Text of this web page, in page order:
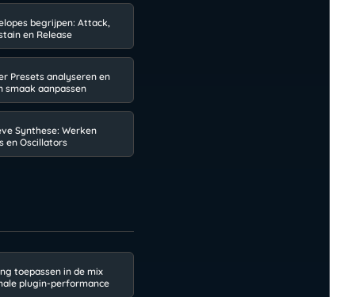
begrijpen: Attack,
en Release
Presets analyseren en
smaak aanpassen
Synthese: Werken
en Oscillators
toepassen in de mix
plugin-performance